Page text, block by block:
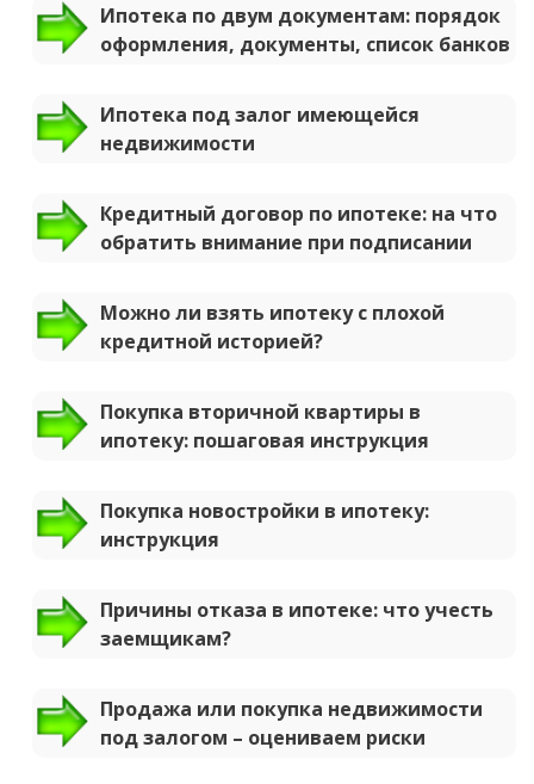
Ипотека по двум документам: порядок
оформления, документы, список банков
Ипотека под залог имеющейся
недвижимости
Кредитный договор по ипотеке: на что
обратить внимание при подписании
Можно ли взять ипотеку с плохой
кредитной историей?
Покупка вторичной квартиры в
ипотеку: пошаговая инструкция
Покупка новостройки в ипотеку:
инструкция
Причины отказа в ипотеке: что учесть
заемщикам?
Продажа или покупка недвижимости
под залогом – оцениваем риски